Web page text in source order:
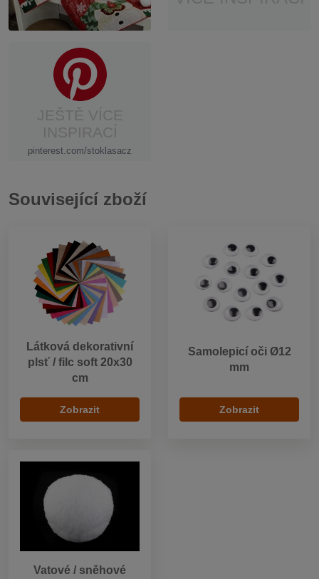
pinterest.com/stoklasacz
Související zboží
Látková dekorativní
plsť / filc soft 20x30
cm
Zobrazit
Samolepicí oči Ø12
mm
Zobrazit
Vatové / sněhové